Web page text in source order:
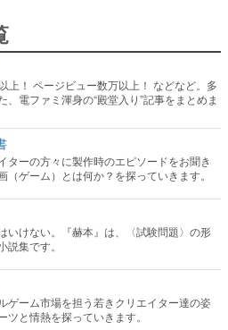
、電ファミ渾身の“殿堂入り”記事をまとめま
ターの方々に製作時のエピソードをお聞き
（ゲーム）とは何か？を探っていきます。
いけない。『赫本』は、〈試験問題〉の形
説集です。
ゲーム市場を担う若きクリエイター達の姿
ツと情熱を探っていきます。
たち
を受けた作家さんに取材し、ゲームが日本
カルチャーに与えた影響を探る企画です。